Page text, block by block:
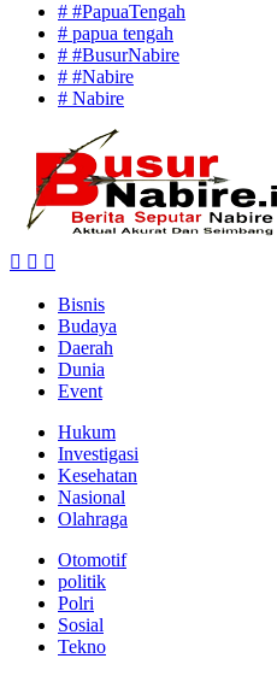
# #PapuaTengah
# papua tengah
# #BusurNabire
# #Nabire
# Nabire
Bisnis
Budaya
Daerah
Dunia
Event
Hukum
Investigasi
Kesehatan
Nasional
Olahraga
Otomotif
politik
Polri
Sosial
Tekno